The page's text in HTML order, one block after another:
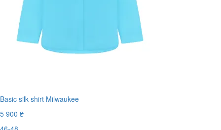
Basic silk shirt Milwaukee
5 900 ₴